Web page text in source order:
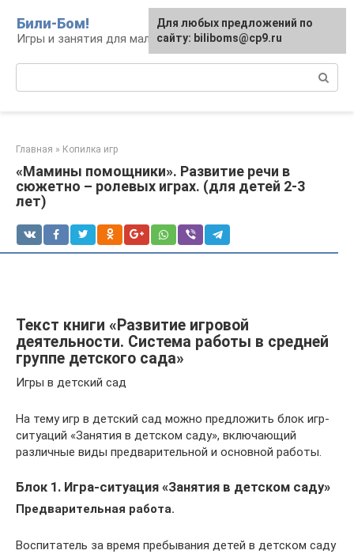
контенту
Били-Бом!
Игры и занятия для малышей и школьников
Главная » Копилка игр
«Мамины помощники». Развитие речи в
сюжетно – ролевых играх. (для детей 2-3
лет)
Текст книги «Развитие игровой
деятельности. Система работы в средней
группе детского сада»
Игры в детский сад
На тему игр в детский сад можно предложить блок игр-
ситуаций «Занятия в детском саду», включающий
различные виды предварительной и основной работы.
Блок 1. Игра-ситуация «Занятия в детском саду»
Предварительная работа.
Воспитатель за время пребывания детей в детском саду
Для любых предложений по
сайту: biliboms@cp9.ru